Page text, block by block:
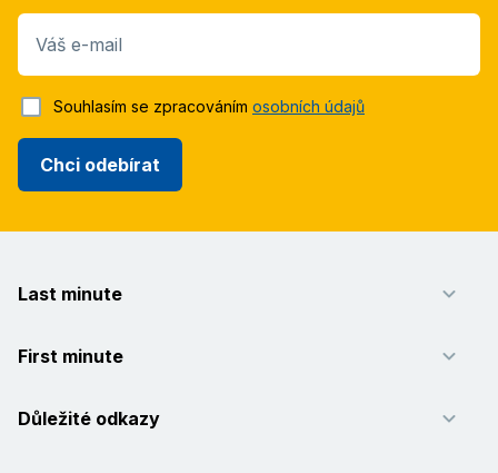
Váš e-mail
Chci odebírat
Souhlasím se zpracováním osobních údajů
Last minute
First minute
Důležité odkazy